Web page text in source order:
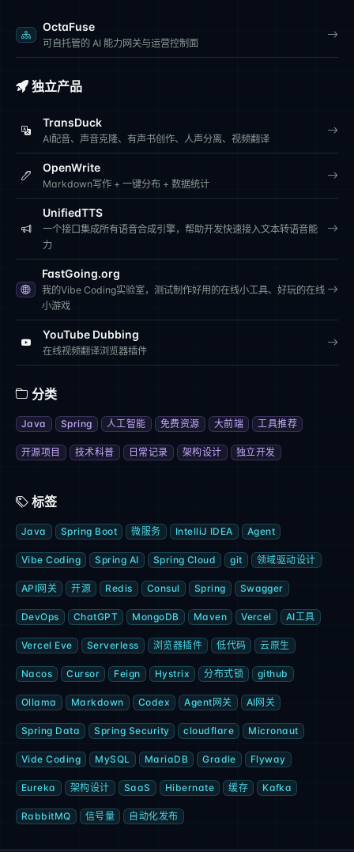
OctaFuse
可自托管的 AI 能力网关与运营控制面
独立产品
TransDuck
AI配音、声音克隆、有声书创作、人声分离、视频翻译
OpenWrite
Markdown写作 + 一键分布 + 数据统计
UnifiedTTS
一个接口集成所有语音合成引擎，帮助开发快速接入文本转语音能
力
FastGoing.org
我的Vibe Coding实验室，测试制作好用的在线小工具、好玩的在线
小游戏
YouTube Dubbing
在线视频翻译浏览器插件
分类
Java Spring 人工智能 免费资源 大前端 工具推荐
开源项目 技术科普 日常记录 架构设计 独立开发
标签
Java Spring Boot 微服务 IntelliJ IDEA Agent
Vibe Coding Spring AI Spring Cloud git 领域驱动设计
API网关 开源 Redis Consul Spring Swagger
DevOps ChatGPT MongoDB Maven Vercel AI工具
Vercel Eve Serverless 浏览器插件 低代码 云原生
Nacos Cursor Feign Hystrix 分布式锁 github
Ollama Markdown Codex Agent网关 AI网关
Spring Data Spring Security cloudflare Micronaut
Vide Coding MySQL MariaDB Gradle Flyway
Eureka 架构设计 SaaS Hibernate 缓存 Kafka
RabbitMQ 信号量 自动化发布